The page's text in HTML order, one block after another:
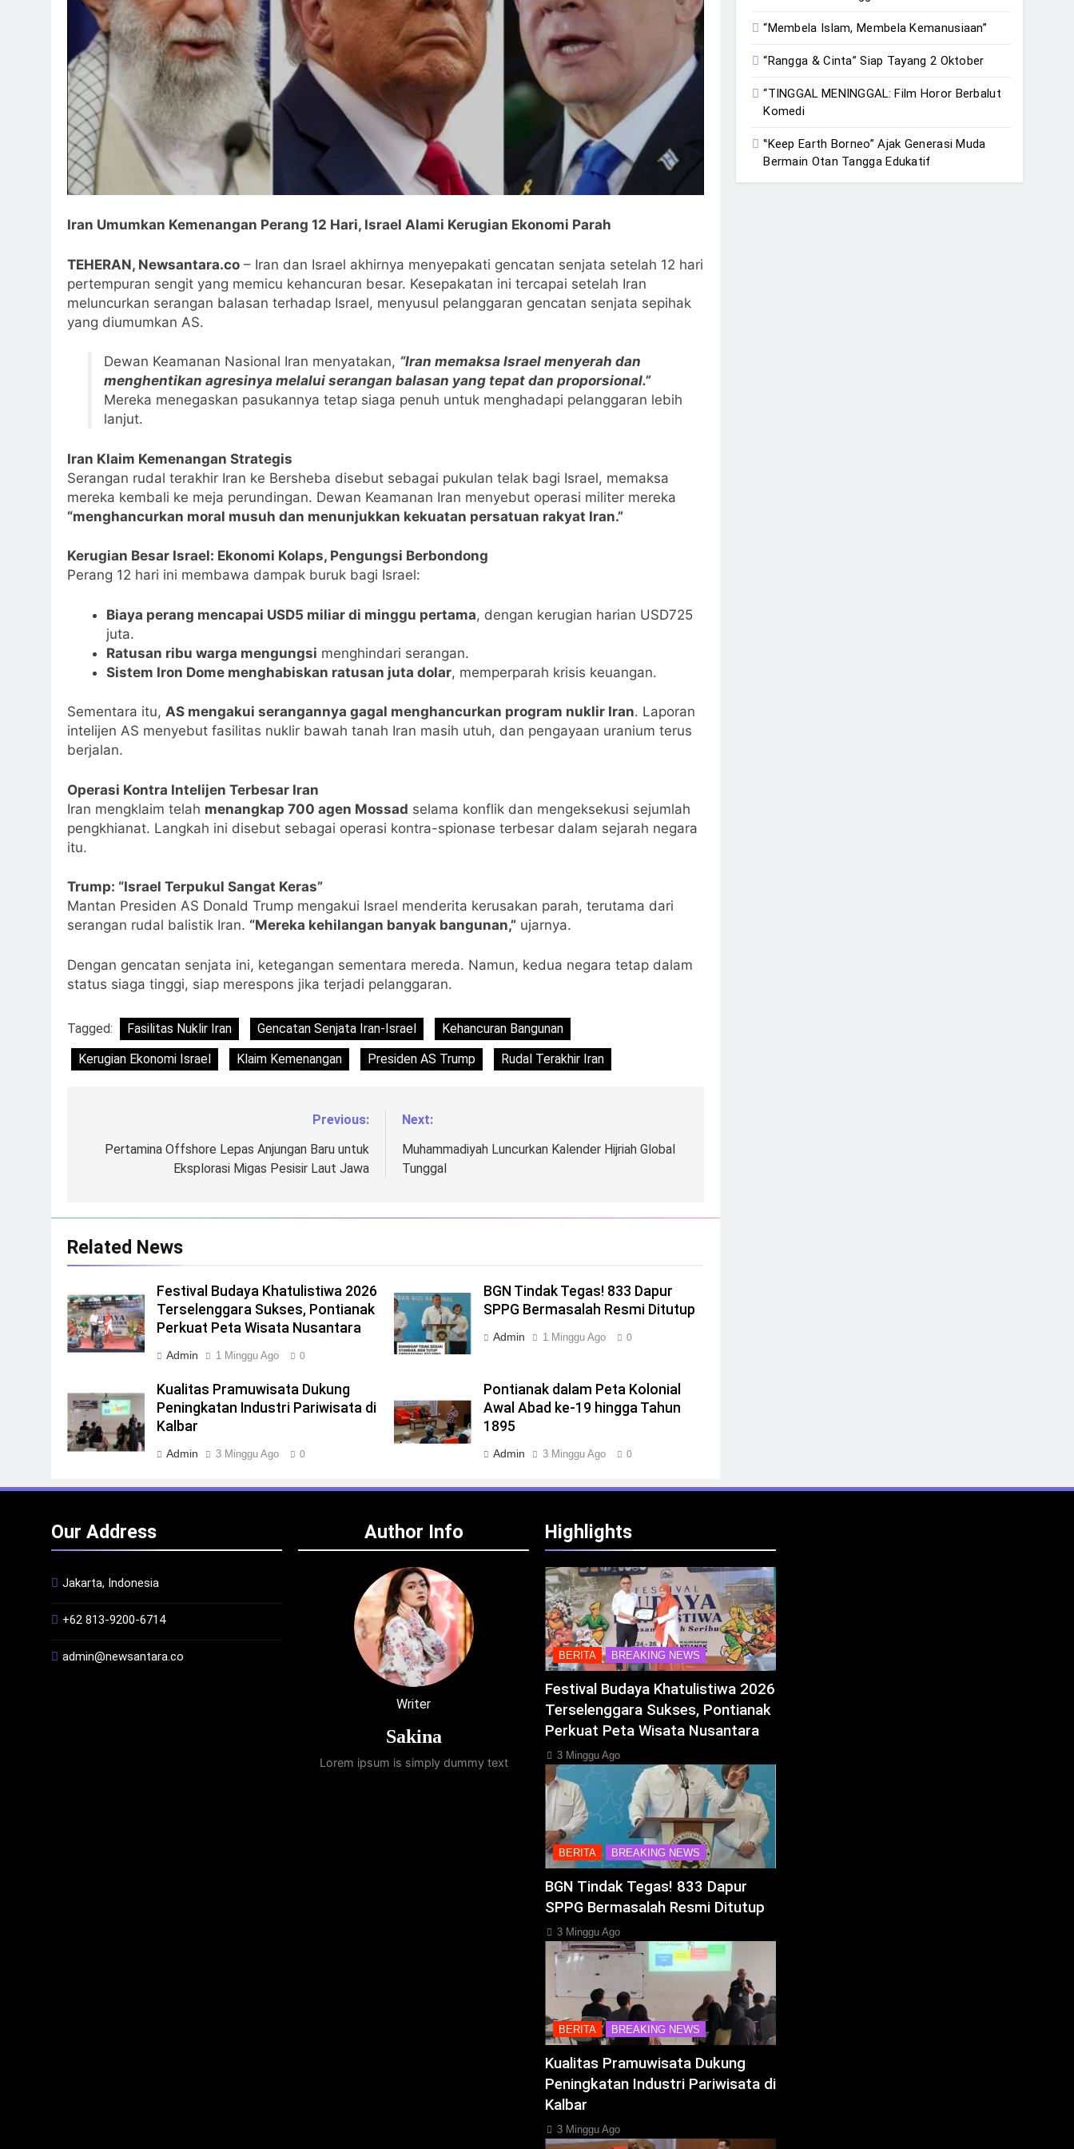
Iran Umumkan Kemenangan Perang 12 Hari, Israel Alami Kerugian Ekonomi Parah
TEHERAN, Newsantara.co – Iran dan Israel akhirnya menyepakati gencatan senjata setelah 12 hari
pertempuran sengit yang memicu kehancuran besar. Kesepakatan ini tercapai setelah Iran
meluncurkan serangan balasan terhadap Israel, menyusul pelanggaran gencatan senjata sepihak
yang diumumkan AS.
Dewan Keamanan Nasional Iran menyatakan, “Iran memaksa Israel menyerah dan
menghentikan agresinya melalui serangan balasan yang tepat dan proporsional.”
Mereka menegaskan pasukannya tetap siaga penuh untuk menghadapi pelanggaran lebih
lanjut.
Iran Klaim Kemenangan Strategis
Serangan rudal terakhir Iran ke Bersheba disebut sebagai pukulan telak bagi Israel, memaksa
mereka kembali ke meja perundingan. Dewan Keamanan Iran menyebut operasi militer mereka
“menghancurkan moral musuh dan menunjukkan kekuatan persatuan rakyat Iran.”
Kerugian Besar Israel: Ekonomi Kolaps, Pengungsi Berbondong
Perang 12 hari ini membawa dampak buruk bagi Israel:
Biaya perang mencapai USD5 miliar di minggu pertama, dengan kerugian harian USD725
juta.
Ratusan ribu warga mengungsi menghindari serangan.
Sistem Iron Dome menghabiskan ratusan juta dolar, memperparah krisis keuangan.
Sementara itu, AS mengakui serangannya gagal menghancurkan program nuklir Iran. Laporan
intelijen AS menyebut fasilitas nuklir bawah tanah Iran masih utuh, dan pengayaan uranium terus
berjalan.
Operasi Kontra Intelijen Terbesar Iran
Iran mengklaim telah menangkap 700 agen Mossad selama konflik dan mengeksekusi sejumlah
pengkhianat. Langkah ini disebut sebagai operasi kontra-spionase terbesar dalam sejarah negara
itu.
Trump: “Israel Terpukul Sangat Keras”
Mantan Presiden AS Donald Trump mengakui Israel menderita kerusakan parah, terutama dari
serangan rudal balistik Iran. “Mereka kehilangan banyak bangunan,” ujarnya.
Dengan gencatan senjata ini, ketegangan sementara mereda. Namun, kedua negara tetap dalam
status siaga tinggi, siap merespons jika terjadi pelanggaran.
Tagged: Fasilitas Nuklir Iran Gencatan Senjata Iran-Israel
Kehancuran Bangunan
Kerugian Ekonomi Israel
Klaim Kemenangan Presiden AS Trump Rudal Terakhir Iran
pos
Previous:
Pertamina Offshore Lepas Anjungan Baru untuk
Eksplorasi Migas Pesisir Laut Jawa
Next:
Muhammadiyah Luncurkan Kalender Hijriah Global
Tunggal
Related News
Festival Budaya Khatulistiwa 2026
Terselenggara Sukses, Pontianak
Perkuat Peta Wisata Nusantara
Admin 1 Minggu Ago 0
BGN Tindak Tegas! 833 Dapur
SPPG Bermasalah Resmi Ditutup
Admin 1 Minggu Ago 0
Kualitas Pramuwisata Dukung
Peningkatan Industri Pariwisata di
Kalbar
Admin 3 Minggu Ago 0
Pontianak dalam Peta Kolonial
Awal Abad ke-19 hingga Tahun
1895
Admin 3 Minggu Ago 0
“Membela Islam, Membela Kemanusiaan”
“Rangga & Cinta” Siap Tayang 2 Oktober
“TINGGAL MENINGGAL: Film Horor Berbalut
Komedi
‟Keep Earth Borneo” Ajak Generasi Muda
Bermain Otan Tangga Edukatif
Our Address
Jakarta, Indonesia
+62 813-9200-6714
admin@newsantara.co
Author Info
Writer
Sakina
Lorem ipsum is simply dummy text
Highlights
BERITA BREAKING NEWS
Festival Budaya Khatulistiwa 2026
Terselenggara Sukses, Pontianak
Perkuat Peta Wisata Nusantara
3 Minggu Ago
BERITA BREAKING NEWS
BGN Tindak Tegas! 833 Dapur
SPPG Bermasalah Resmi Ditutup
3 Minggu Ago
BERITA BREAKING NEWS
Kualitas Pramuwisata Dukung
Peningkatan Industri Pariwisata di
Kalbar
3 Minggu Ago